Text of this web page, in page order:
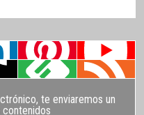
te enviaremos un
contenidos